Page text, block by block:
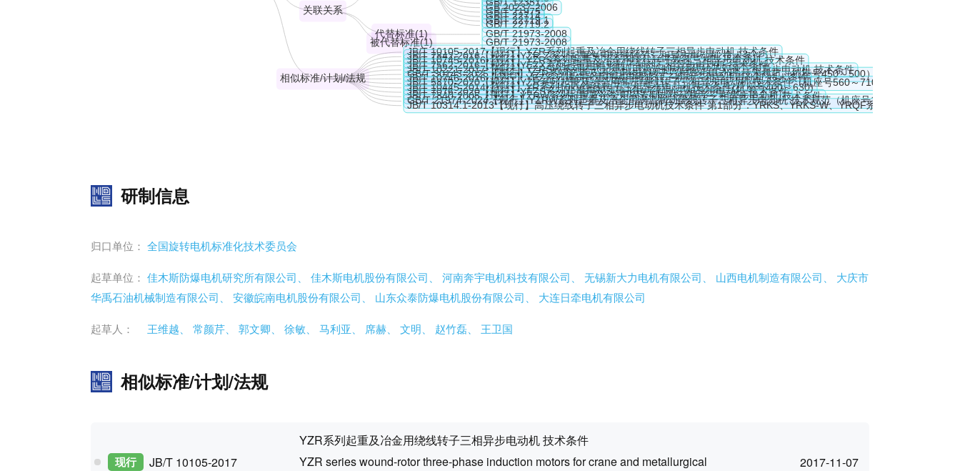
研制信息
归口单位： 全国旋转电机标准化技术委员会
起草单位： 佳木斯防爆电机研究所有限公司、 佳木斯电机股份有限公司、 河南奔宇电机科技有限公司、 无锡新大力电机有限公司、 山西电机制造有限公司、 大庆市
华禹石油机械制造有限公司、 安徽皖南电机股份有限公司、 山东众泰防爆电机股份有限公司、 大连日牵电机有限公司
起草人： 王维越、 常颜芹、 郭文卿、 徐敏、 马利亚、 席赫、 文明、 赵竹磊、 王卫国
相似标准/计划/法规
现行 JB/T 10105-2017
YZR系列起重及冶金用绕线转子三相异步电动机 技术条件
YZR series wound-rotor three-phase induction motors for crane and metallurgical
2017-11-07